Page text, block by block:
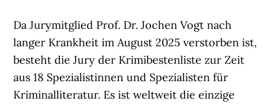
Da Jurymitglied Prof. Dr. Jochen Vogt nach
langer Krankheit im August 2025 verstorben ist,
besteht die Jury der Krimibestenliste zur Zeit
aus 18 Spezialistinnen und Spezialisten für
Kriminalliteratur. Es ist weltweit die einzige